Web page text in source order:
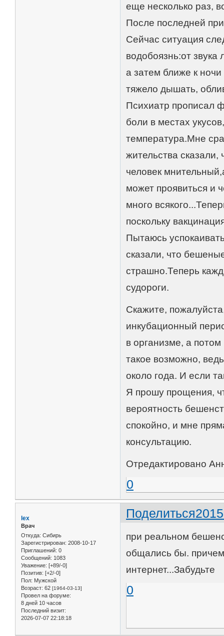
еще несколько раз,
После последней
Сейчас ситуация
водобоязнь:от
а затем ближе к
тяжело дышать,
Психиатр прописал
боли в местах
температура.Мне
жительства
человек
может проявиться и
много
поскольку
Пытаюсь
сказали, что
страшно.Теперь
судороги.
Скажите,
инкубационный
в организме, а
такое возможно,
около года. И если
Я прошу прощения,
вероятность
спокойно, и мне
консультацию.
Отредактировано
0
Поделиться
lex
Врач
Откуда: Сибирь
Зарегистрирован: 2008-10-17
Приглашений: 0
Сообщений: 1083
Уважение: [+89/-0]
Позитив: [+2/-0]
Пол: Мужской
Возраст: 62 [1964-03-13]
Провел на форуме:
8 дней 10 часов
Последний визит:
2026-07-07 22:18:18
при реальном
общались бы.
интернет...Забудьте
0